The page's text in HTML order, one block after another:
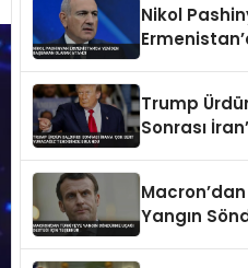
Nikol
Trump
Sonrası
Yangın